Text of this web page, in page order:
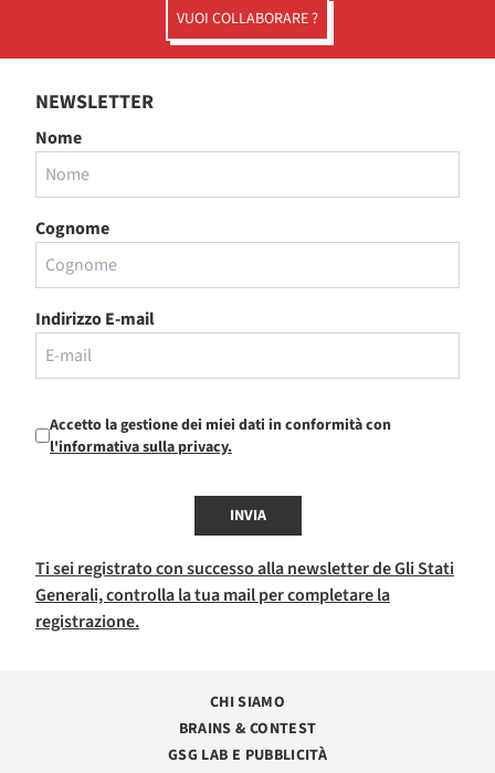
VUOI COLLABORARE ?
NEWSLETTER
Nome
Cognome
Indirizzo E-mail
Accetto la gestione dei miei dati in conformità con
l'informativa sulla privacy.
INVIA
Ti sei registrato con successo alla newsletter de Gli Stati
Generali, controlla la tua mail per completare la
registrazione.
CHI SIAMO
BRAINS & CONTEST
GSG LAB E PUBBLICITÀ